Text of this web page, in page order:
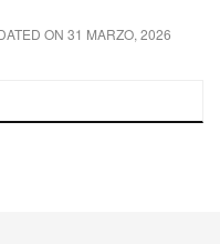
ON 31 MARZO, 2026